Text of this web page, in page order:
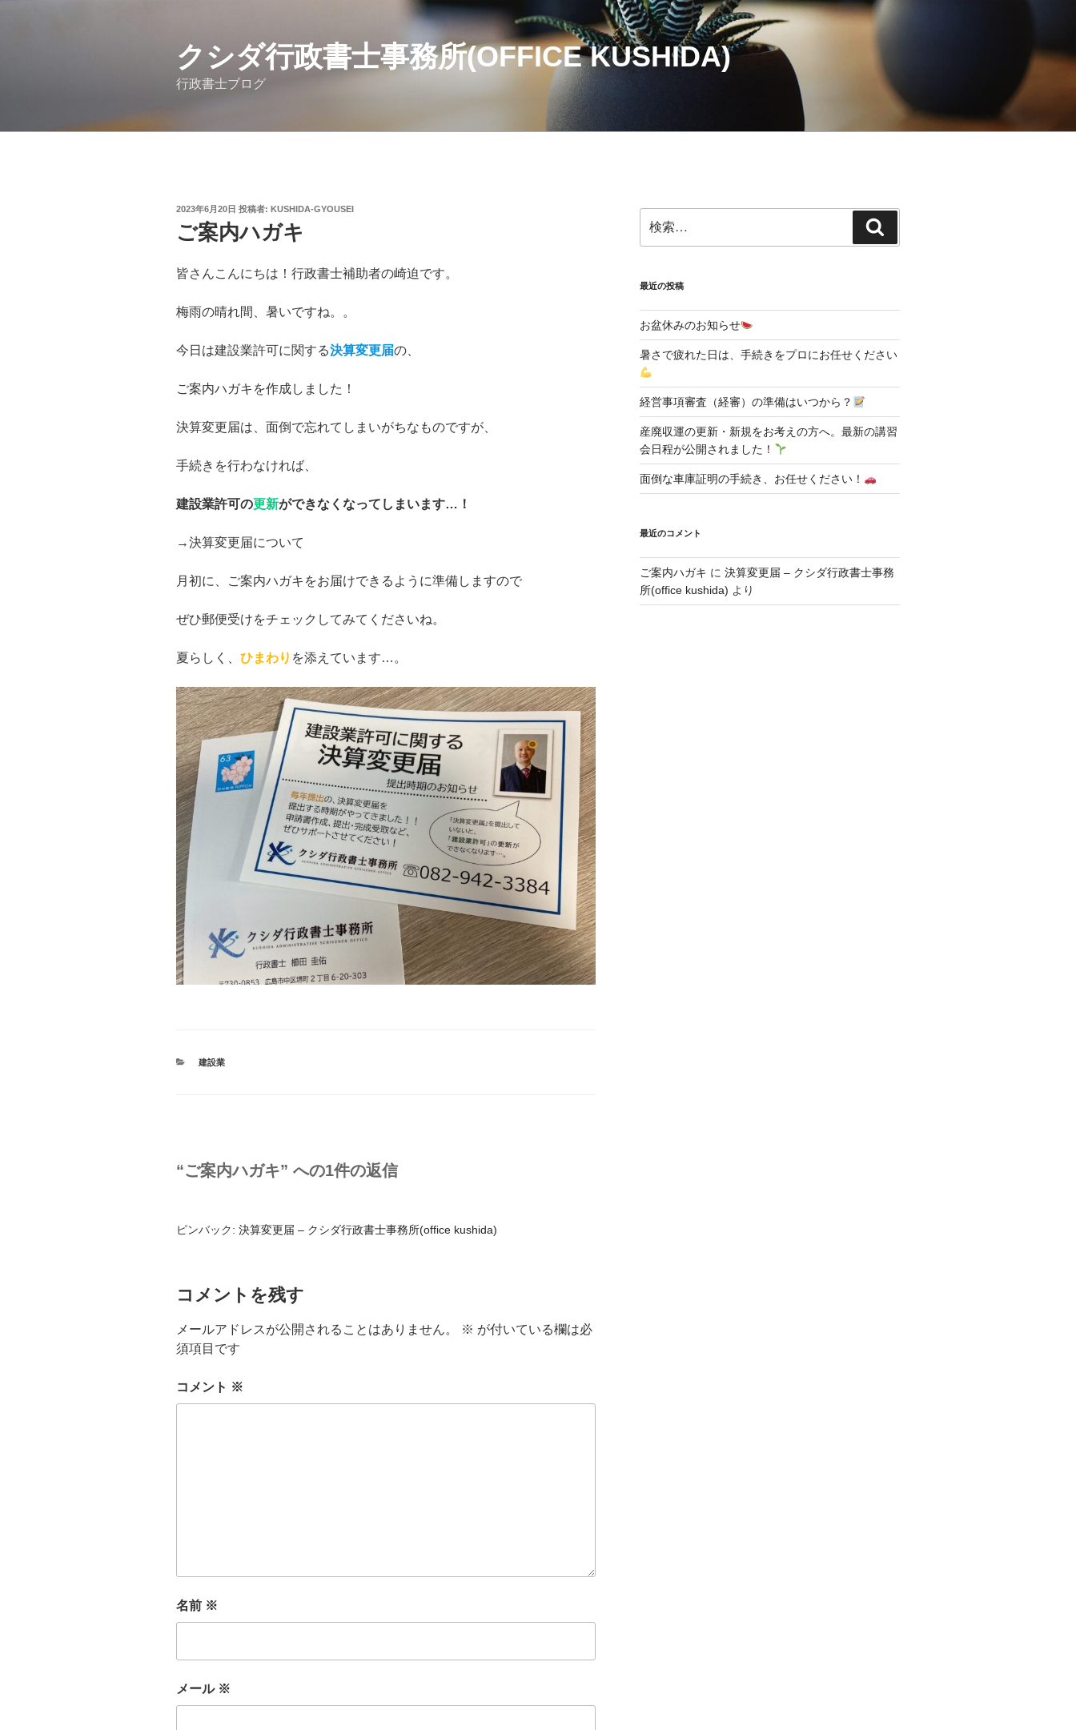
クシダ行政書士事務所(OFFICE KUSHIDA)
行政書士ブログ
投
2023年6月20日 投稿者: KUSHIDA-GYOUSEI
ご案内ハガキ
皆さんこんにちは！行政書士補助者の崎迫です。
梅雨の晴れ間、暑いですね。。
今日は建設業許可に関する決算変更届の、
ご案内ハガキを作成しました！
決算変更届は、面倒で忘れてしまいがちなものですが、
手続きを行わなければ、
建設業許可の更新ができなくなってしまいます…！
→決算変更届について
月初に、ご案内ハガキをお届けできるように準備しますので
ぜひ郵便受けをチェックしてみてくださいね。
夏らしく、 ひまわり を添えています…。
カ
建設業
“ご案内ハガキ” への1件の返信
ピンバック: 決算変更届 – クシダ行政書士事務所(office kushida)
コメントを残す
メールアドレスが公開されることはありません。 ※ が付いている欄は必
須項目です
コメント ※
名前 ※
メール ※
索:
索
最近の投稿
お盆休みのお知らせ
暑さで疲れた日は、手続きをプロにお任せください
経営事項審査（経審）の準備はいつから？
産廃収運の更新・新規をお考えの方へ。最新の講習
会日程が公開されました！
面倒な車庫証明の手続き、お任せください！
最近のコメント
ご案内ハガキ に 決算変更届 – クシダ行政書士事務
所(office kushida) より